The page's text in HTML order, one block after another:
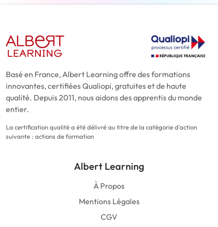
Basé en France, Albert Learning offre des formations
innovantes, certifiées Qualiopi, gratuites et de haute
qualité. Depuis 2011, nous aidons des apprentis du monde
entier.
La certification qualité a été délivré au titre de la catégorie d'action
suivante : actions de formation
Albert Learning
À Propos
Mentions Légales
CGV